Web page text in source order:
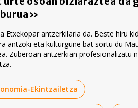
Etxekopar antzerkilaria da. Beste hiru
antzoki eta kulturgune bat sortu du
Zuberoan antzerkian profesionalizatu
Ekintzailetza